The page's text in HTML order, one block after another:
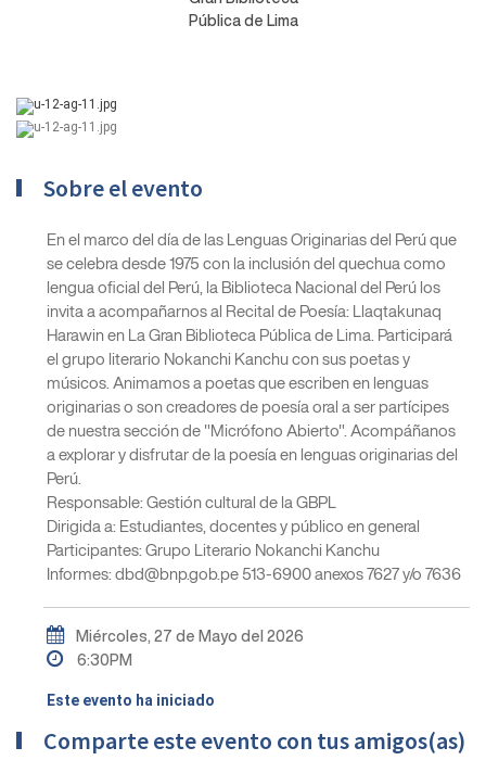
Pública de Lima
Sobre el evento
En el marco del día de las Lenguas Originarias del Perú que
se celebra desde 1975 con la inclusión del quechua como
lengua oficial del Perú, la Biblioteca Nacional del Perú los
invita a acompañarnos al Recital de Poesía: Llaqtakunaq
Harawin en La Gran Biblioteca Pública de Lima. Participará
el grupo literario Nokanchi Kanchu con sus poetas y
músicos. Animamos a poetas que escriben en lenguas
originarias o son creadores de poesía oral a ser partícipes
de nuestra sección de "Micrófono Abierto". Acompáñanos
a explorar y disfrutar de la poesía en lenguas originarias del
Perú.
Responsable: Gestión cultural de la GBPL
Dirigida a: Estudiantes, docentes y público en general
Participantes: Grupo Literario Nokanchi Kanchu
Informes: dbd@bnp.gob.pe 513-6900 anexos 7627 y/o 7636
Miércoles, 27 de Mayo del 2026
6:30PM
Este evento ha iniciado
Comparte este evento con tus amigos(as)